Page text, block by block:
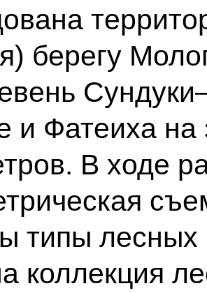
берегу
и Фатеиха
В ходе
типы
коллекция